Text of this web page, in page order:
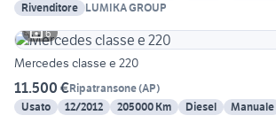
Rivenditore LUMIKA GROUP
6
Mercedes classe e 220
11.500 €Ripatransone(AP)
Usato
12/2012 205000 Km Diesel Manuale